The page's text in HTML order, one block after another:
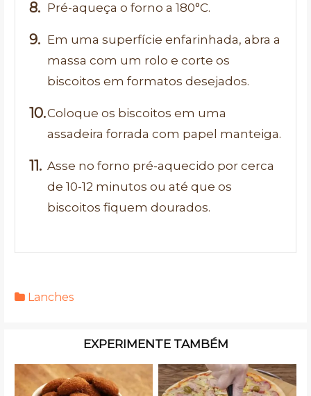
Pré-aqueça o forno a 180°C.
Em uma superfície enfarinhada, abra a
massa com um rolo e corte os
biscoitos em formatos desejados.
Coloque os biscoitos em uma
assadeira forrada com papel manteiga.
Asse no forno pré-aquecido por cerca
de 10-12 minutos ou até que os
biscoitos fiquem dourados.
Lanches
EXPERIMENTE TAMBÉM